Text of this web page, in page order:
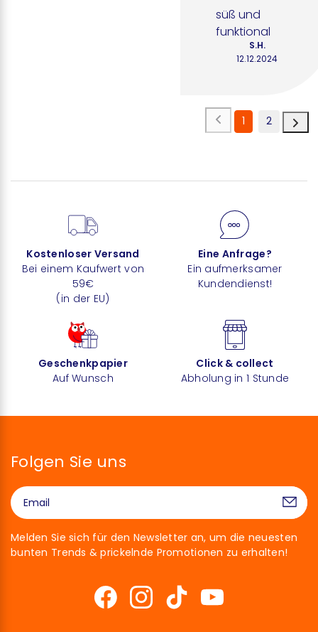
süß und
funktional
12.12.2024
S.H.
1 2
Kostenloser Versand
Bei einem Kaufwert von
59€
(in der EU)
Eine Anfrage?
Ein aufmerksamer
Kundendienst!
Geschenkpapier
Auf Wunsch
Click & collect
Abholung in 1 Stunde
Folgen Sie uns
Melden Sie sich für den Newsletter an, um die neuesten
bunten Trends & prickelnde Promotionen zu erhalten!